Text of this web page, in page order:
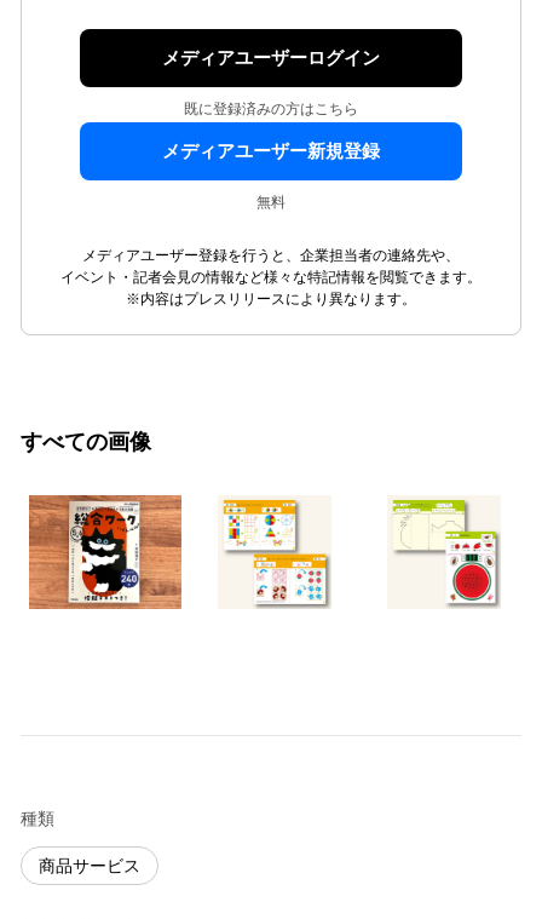
メディアユーザーログイン
既に登録済みの方はこちら
メディアユーザー新規登録
無料
メディアユーザー登録を行うと、企業担当者の連絡先や、
イベント・記者会見の情報など様々な特記情報を閲覧できます。
※内容はプレスリリースにより異なります。
すべての画像
種類
商品サービス